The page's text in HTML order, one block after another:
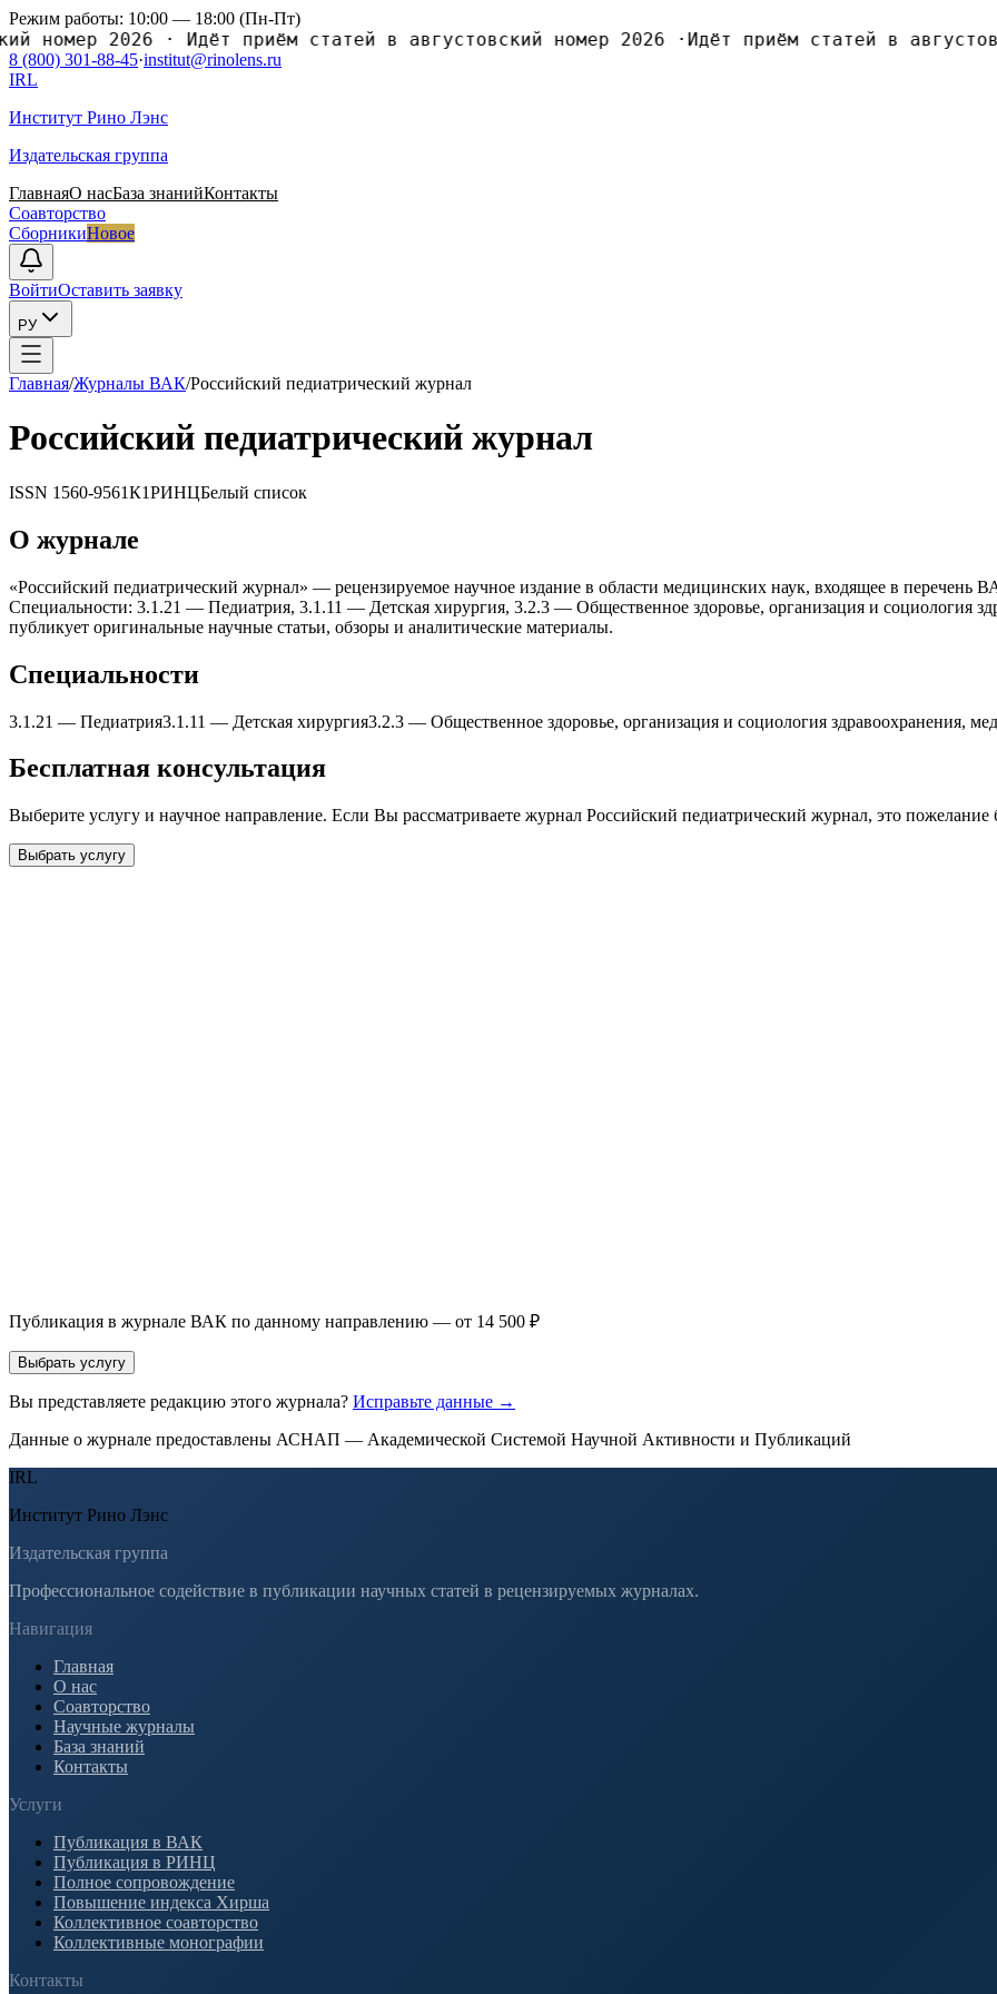
Режим работы: 10:00 — 18:00 (Пн-Пт)
номер 2026· Идёт приём статей в августовский номер 2026· Идёт приём статей в
8 (800) 301-88-45·institut@rinolens.ru
IRL
Институт Рино Лэнс
Издательская группа
ГлавнаяО насБаза знанийКонтакты
Соавторство
СборникиНовое
ВойтиОставить заявку
РУ
Главная/Журналы ВАК/Российский педиатрический журнал
Российский педиатрический журнал
ISSN 1560-9561К1РИНЦБелый список
О журнале
«Российский педиатрический журнал» — рецензируемое научное издание в области медицинских наук, входящее в
Специальности: 3.1.21 — Педиатрия, 3.1.11 — Детская xирургия, 3.2.3 — Общественное здоровье, организация и социология
публикует оригинальные научные статьи, обзоры и аналитические материалы.
Специальности
3.1.21 — Педиатрия3.1.11 — Детская xирургия3.2.3 — Общественное здоровье, организация и социология здравооxранения,
Бесплатная консультация
Выберите услугу и научное направление. Если Вы рассматриваете журнал Российский педиатрический журнал, это пожелание
Выбрать услугу
Публикация в журнале ВАК по данному направлению — от 14 500 ₽
Выбрать услугу
Вы представляете редакцию этого журнала? Исправьте данные →
Данные о журнале предоставлены АСНАП — Академической Системой Научной Активности и Публикаций
IRL
Институт Рино Лэнс
Издательская группа
Профессиональное содействие в публикации научных статей в рецензируемых журналах.
Навигация
Главная
О нас
Соавторство
Научные журналы
База знаний
Контакты
Услуги
Публикация в ВАК
Публикация в РИНЦ
Полное сопровождение
Повышение индекса Хирша
Коллективное соавторство
Коллективные монографии
Контакты